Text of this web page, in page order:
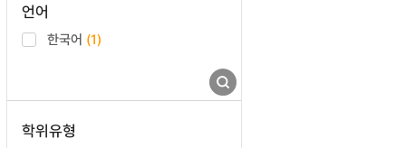
언어
한국어 (1)
학위유형